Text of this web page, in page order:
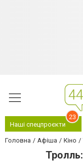
Наші спецпроєкти
23
Головна Афіша Кіно